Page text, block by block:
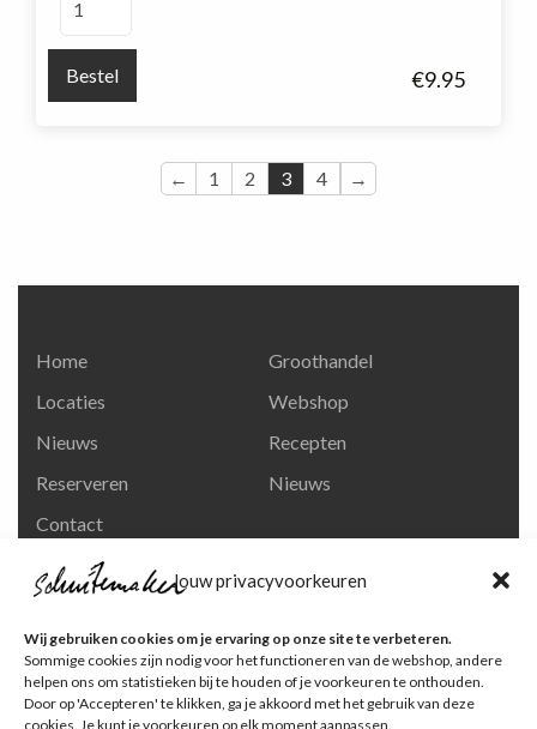
Jouw privacyvoorkeuren
Wij gebruiken cookies om je ervaring op onze site te verbeteren.
Sommige cookies zijn nodig voor het functioneren van de webshop, andere
helpen ons om statistieken bij te houden of je voorkeuren te onthouden.
Door op 'Accepteren' te klikken, ga je akkoord met het gebruik van deze
cookies. Je kunt je voorkeuren op elk moment aanpassen.
€9.95
IGT
Bestel
← 1 2 3 4 →
Home
Locaties
Nieuws
Reserveren
Contact
Privacy en
persoonsgegevens
Groothandel
Webshop
Recepten
Nieuws
Ga naar onze pagina
Volg ons op Instagram